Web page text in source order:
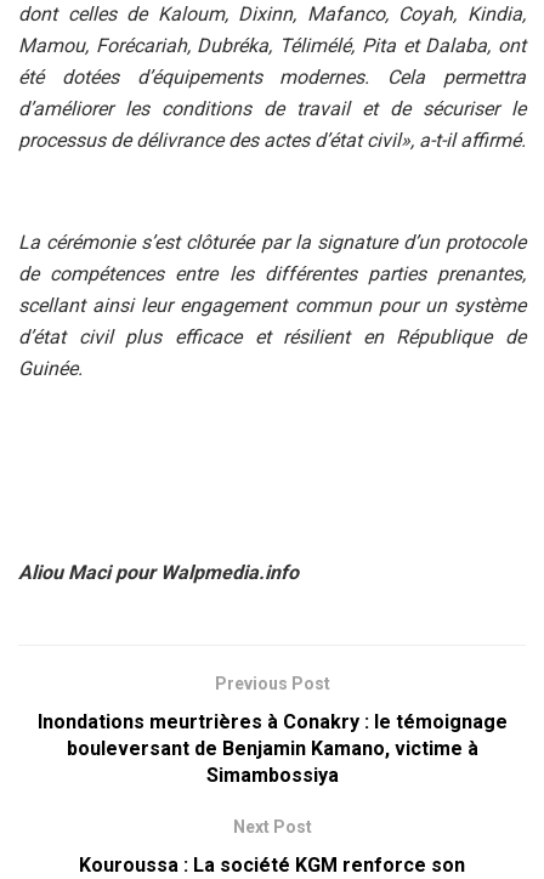
dont celles de Kaloum, Dixinn, Mafanco, Coyah, Kindia,
Mamou, Forécariah, Dubréka, Télimélé, Pita et Dalaba, ont
été dotées d’équipements modernes. Cela permettra
d’améliorer les conditions de travail et de sécuriser le
processus de délivrance des actes d’état civil», a-t-il affirmé.
La cérémonie s’est clôturée par la signature d’un protocole
de compétences entre les différentes parties prenantes,
scellant ainsi leur engagement commun pour un système
d’état civil plus efficace et résilient en République de
Guinée.
Aliou Maci pour Walpmedia.info
Previous Post
Inondations meurtrières à Conakry : le témoignage
bouleversant de Benjamin Kamano, victime à
Simambossiya
Next Post
Kouroussa : La société KGM renforce son